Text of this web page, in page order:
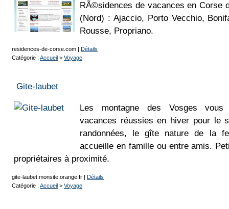
RÃ©sidences de vacances en Corse
(Nord) : Ajaccio, Porto Vecchio,
Rousse, Propriano.
residences-de-corse.com | Détails
Catégorie : Accueil > Voyage
Gite-laubet
Les montagne des Vosges
vacances réussies en hiver pour le
randonnées, le gîte nature de la
accueille en famille ou entre amis.
propriétaires à proximité.
gite-laubet.monsite.orange.fr | Détails
Catégorie : Accueil > Voyage